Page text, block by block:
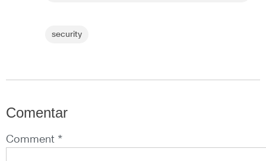
security
Comentar
Comment *